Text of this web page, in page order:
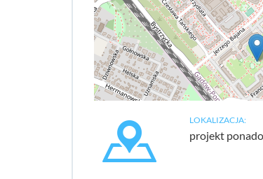
LOKALIZACJA:
projekt